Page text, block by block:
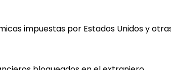
impuestas por Estados Unidos y